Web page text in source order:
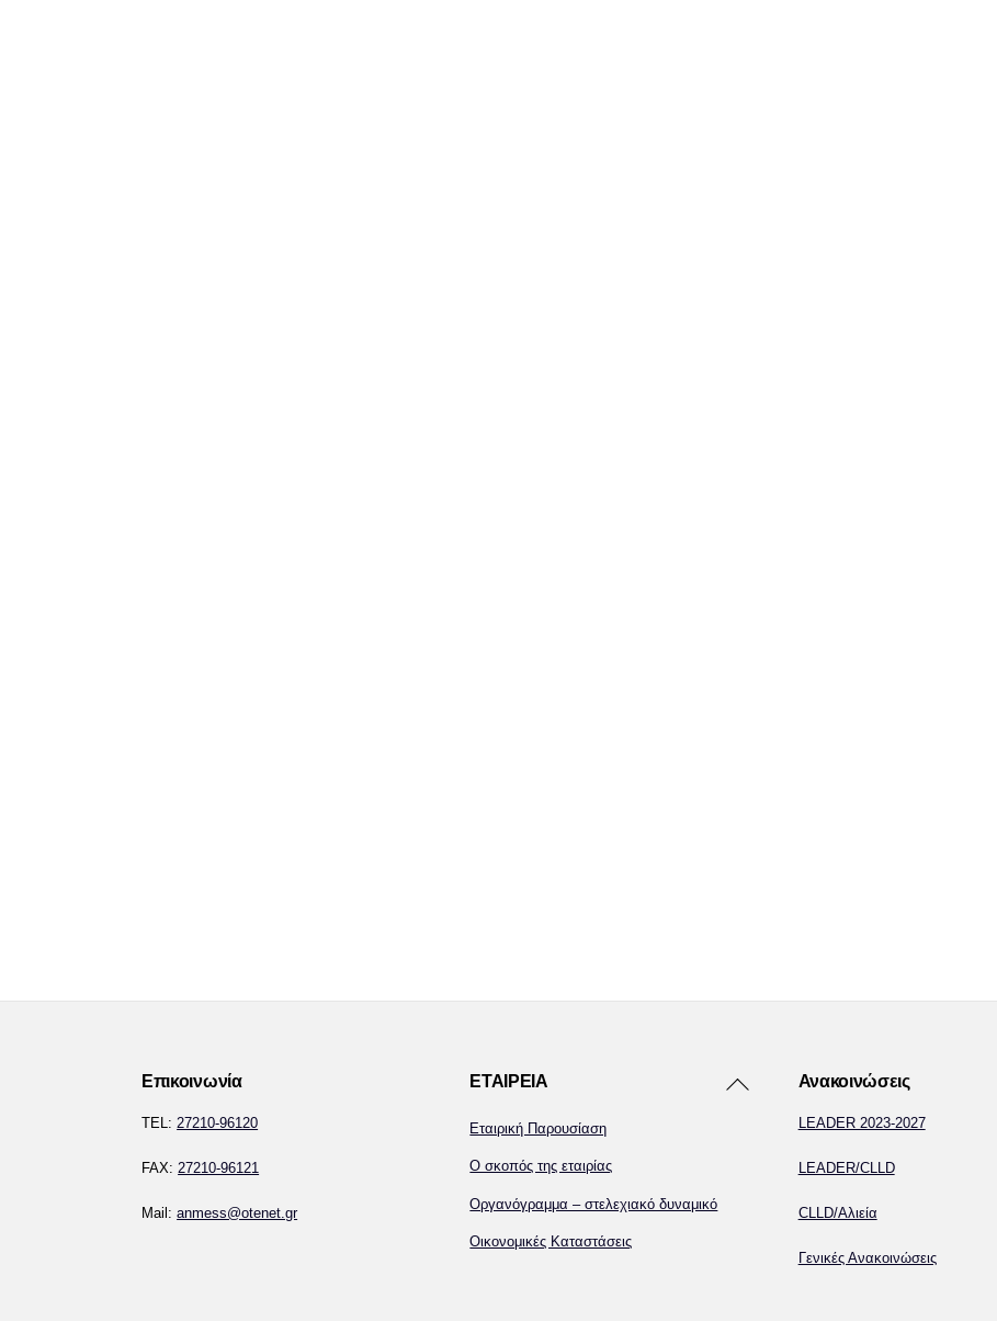
Back
Επικοινωνία
TEL: 27210-96120
FAX: 27210-96121
Mail:anmess@otenet.gr
ΕΤΑΙΡΕΙΑ
Εταιρική Παρουσίαση
Ο σκοπός της εταιρίας
Οργανόγραμμα – στελεχιακό δυναμικό
Οικονομικές Καταστάσεις
Ανακοινώσεις
LEADER 2023-2027
LEADER/CLLD
CLLD/Αλιεία
Γενικές Ανακοινώσεις